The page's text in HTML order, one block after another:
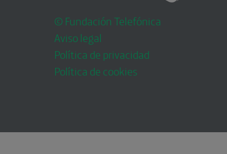
© Fundación Telefónica
Aviso legal
Política de privacidad
Política de cookies